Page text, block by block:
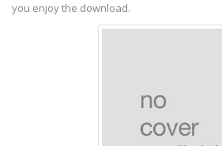
you enjoy the download.